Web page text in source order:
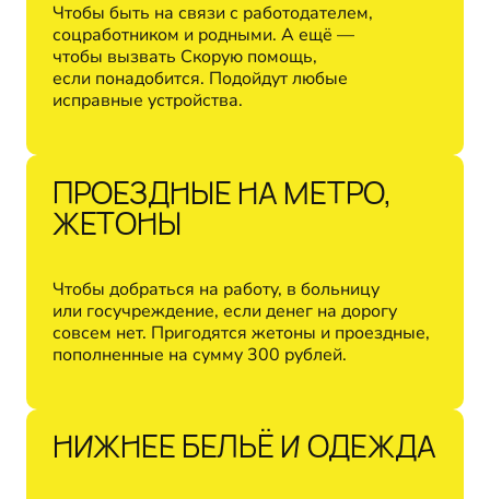
Чтобы быть на связи с работодателем,
соцработником и родными. А ещё —
чтобы вызвать Скорую помощь,
если понадобится. Подойдут любые
исправные устройства.
ПРОЕЗДНЫЕ НА МЕТРО,
ЖЕТОНЫ
Чтобы добраться на работу, в больницу
или госучреждение, если денег на дорогу
совсем нет. Пригодятся жетоны и проездные,
пополненные на сумму 300 рублей.
НИЖНЕЕ БЕЛЬЁ И ОДЕЖДА